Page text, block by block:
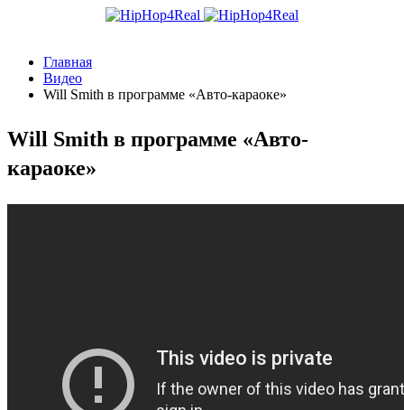
Главная
Видео
Will Smith в программе «Авто-караоке»
Will Smith в программе «Авто-
караоке»